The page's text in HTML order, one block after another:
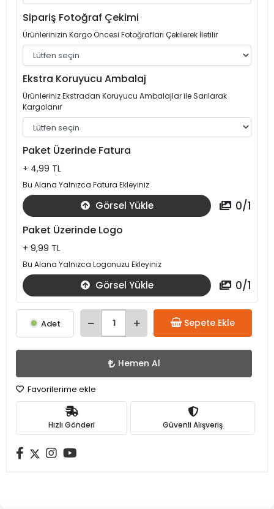
Sipariş Fotoğraf Çekimi
Ürünlerinizin Kargo Öncesi Fotoğrafları Çekilerek İletilir
Ekstra Koruyucu Ambalaj
Ürünleriniz Ekstradan Koruyucu Ambalajlar ile Sarılarak
Kargolanır
Paket Üzerinde Fatura
+ 4,99 TL
Bu Alana Yalnızca Fatura Ekleyiniz
Görsel Yükle 0/1
Paket Üzerinde Logo
+ 9,99 TL
Bu Alana Yalnızca Logonuzu Ekleyiniz
Görsel Yükle 0/1
Adet Sepete Ekle
Hemen Al
Favorilerime ekle
Hızlı Gönderi Güvenli Alışveriş